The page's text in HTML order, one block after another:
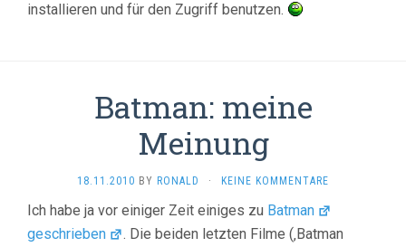
installieren und für den Zugriff benutzen.
Batman: meine
Meinung
18.11.2010 BY RONALD · KEINE KOMMENTARE
Ich habe ja vor einiger Zeit einiges zu Batman
geschrieben
. Die beiden letzten Filme (‚Batman